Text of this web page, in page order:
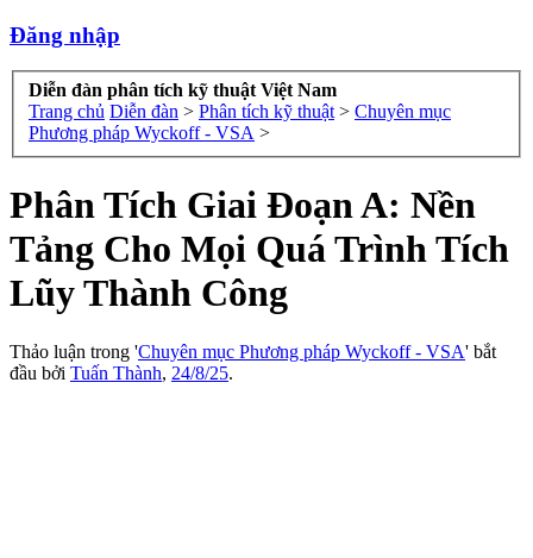
Đăng nhập
Diễn đàn phân tích kỹ thuật Việt Nam
Trang chủ Diễn đàn > Phân tích kỹ thuật > Chuyên mục
Phương pháp Wyckoff - VSA >
Phân Tích Giai Đoạn A: Nền
Tảng Cho Mọi Quá Trình Tích
Lũy Thành Công
Thảo luận trong 'Chuyên mục Phương pháp Wyckoff - VSA' bắt
đầu bởi Tuấn Thành, 24/8/25.